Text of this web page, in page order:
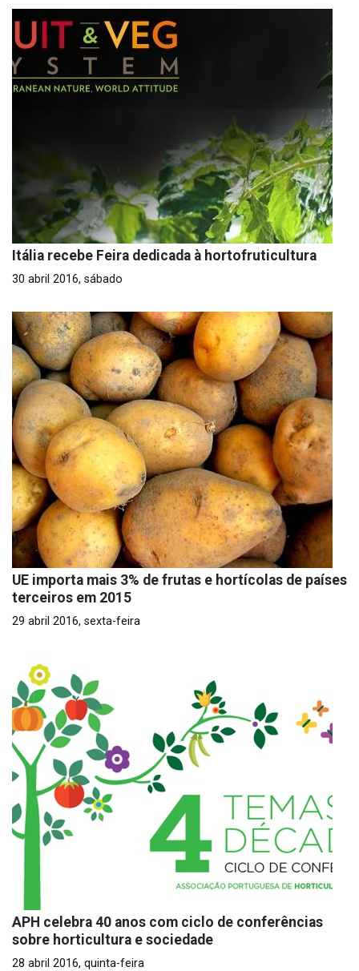
Itália recebe Feira dedicada à hortofruticultura
30 abril 2016, sábado
UE importa mais 3% de frutas e hortícolas de países
terceiros em 2015
29 abril 2016, sexta-feira
APH celebra 40 anos com ciclo de conferências
sobre horticultura e sociedade
28 abril 2016, quinta-feira